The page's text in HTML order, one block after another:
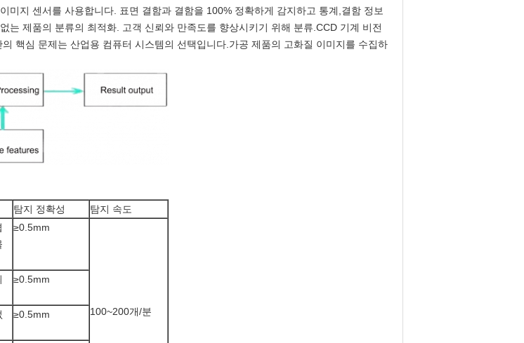
미지 센서를 사용합니다. 표면 결함과 결함을 100% 정확하게 감지하고 통계,결함 정보
는 제품의 분류의 최적화. 고객 신뢰와 만족도를 향상시키기 위해 분류.CCD 기계 비전
핵심 문제는 산업용 컴퓨터 시스템의 선택입니다.가공 제품의 고화질 이미지를 수집하
탐지 정확성 탐지 속도
≥0.5mm
100~200개/분
≥0.5mm
≥0.5mm